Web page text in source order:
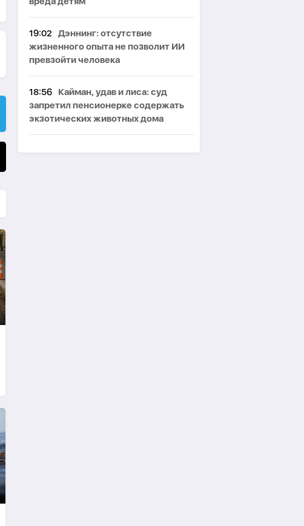
19:02
Дэннинг: отсутствие
жизненного опыта не позволит ИИ
превзойти человека
18:56
Кайман, удав и лиса: суд
запретил пенсионерке содержать
экзотических животных дома
18:51 Эрдоган назвал Мекканское